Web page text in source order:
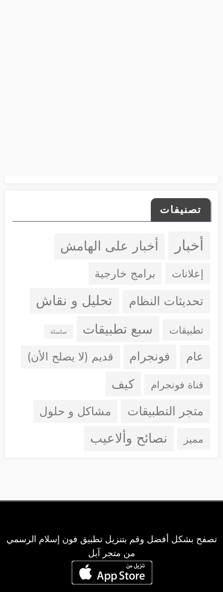
تصنيفات
أخبار أخبار على الهامش
إعلانات برامج خارجية
تحديثات النظام تحليل و نقاش
تطبيقات سبع تطبيقات سلسلة
عام فونجرام قديم (لا يصلح الأن)
قناة فونجرام كيف
متجر التطبيقات مشاكل و حلول
مميز نصائح وألاعيب
تصفح بشكل أفضل وقم بتنزيل تطبيق فون إسلام الرسمي
من متجر آبل